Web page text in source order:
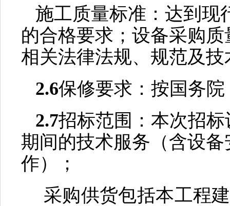
施工质量标准：达到现
的合格要求；设备采购
相关法律法规、规范及技
2.6保修要求：按国务院
2.7招标范围：本次招
期间的技术服务（含设
作）；
采购供货包括本工程